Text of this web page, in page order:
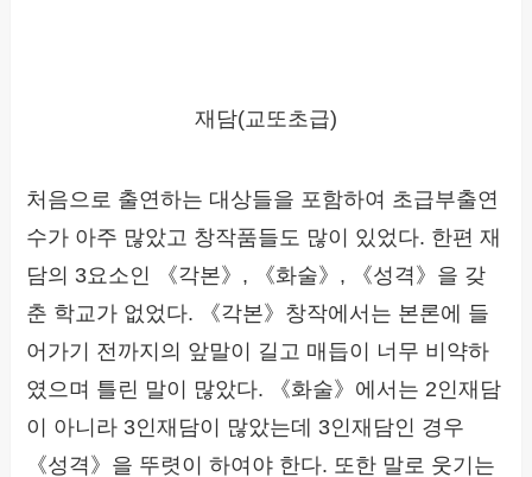
재담(교또초급)
처음으로 출연하는 대상들을 포함하여 초급부출연
수가 아주 많았고 창작품들도 많이 있었다. 한편 재
담의 3요소인 《각본》, 《화술》, 《성격》을 갖
춘 학교가 없었다. 《각본》창작에서는 본론에 들
어가기 전까지의 앞말이 길고 매듭이 너무 비약하
였으며 틀린 말이 많았다. 《화술》에서는 2인재담
이 아니라 3인재담이 많았는데 3인재담인 경우
《성격》을 뚜렷이 하여야 한다. 또한 말로 웃기는